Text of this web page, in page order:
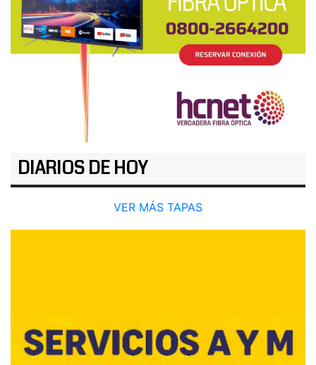
DIARIOS DE HOY
VER MÁS TAPAS